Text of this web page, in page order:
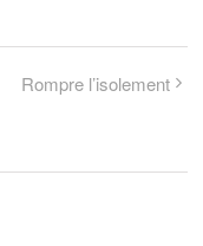
Rompre l’isolement